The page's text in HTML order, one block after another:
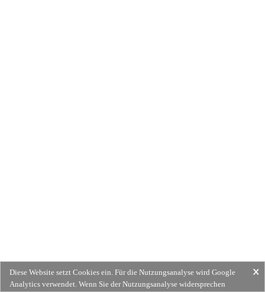
Diese Website setzt Cookies ein. Für die Nutzungsanalyse wird Google
Analytics verwendet. Wenn Sie der Nutzungsanalyse widersprechen